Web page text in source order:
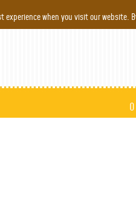
experience when you visit our